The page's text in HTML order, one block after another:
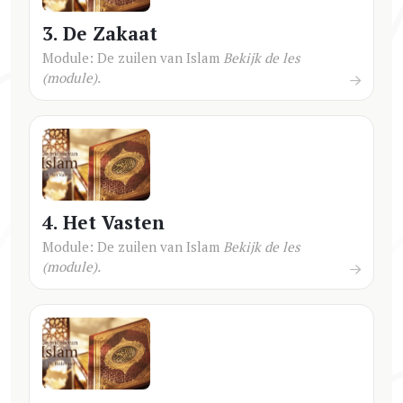
3. De Zakaat
Module: De zuilen van Islam Bekijk de les
(module).
4. Het Vasten
Module: De zuilen van Islam Bekijk de les
(module).